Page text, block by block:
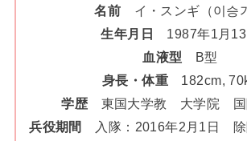
名前 イ・スンギ（이승
生年月日
1987年1月13
血液型 B型
身長・体重
182cm,
学歴 東国大学教 大学院 国
兵役期間
入隊：2016年2月1日 除